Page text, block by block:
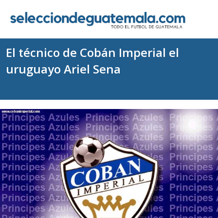
El técnico de Cobán Imperial el
uruguayo Ariel Sena